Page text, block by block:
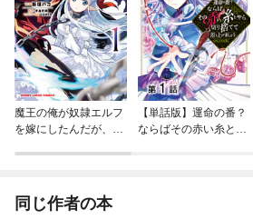
魔王の俺が奴隷エルフ
を嫁にしたんだが、ど
【単話版】運命の番？
ならばその赤い糸とや
同じ作者の本